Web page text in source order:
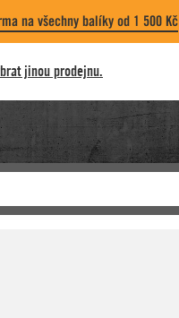
na všechny balíky od 1 500 Kč
jinou prodejnu.